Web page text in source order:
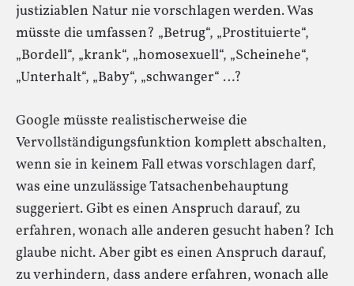
justiziablen Natur nie vorschlagen werden. Was
müsste die umfassen? „Betrug“, „Prostituierte“,
„Bordell“, „krank“, „homosexuell“, „Scheinehe“,
„Unterhalt“, „Baby“, „schwanger“ …?
Google müsste realistischerweise die
Vervollständigungsfunktion komplett abschalten,
wenn sie in keinem Fall etwas vorschlagen darf,
was eine unzulässige Tatsachenbehauptung
suggeriert. Gibt es einen Anspruch darauf, zu
erfahren, wonach alle anderen gesucht haben? Ich
glaube nicht. Aber gibt es einen Anspruch darauf,
zu verhindern, dass andere erfahren, wonach alle